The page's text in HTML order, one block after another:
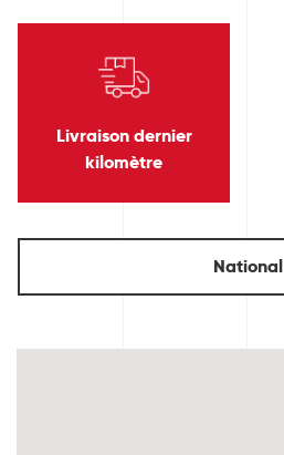
Livraison dernier
kilomètre
National